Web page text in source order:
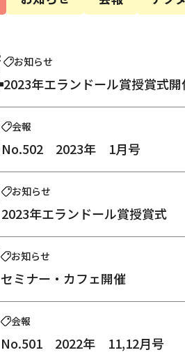
お知らせ
2023年エランドール賞授賞式
会報
No.502 2023年 1月号
お知らせ
2023年エランドール賞授賞式
お知らせ
セミナー・カフェ開催
会報
No.501 2022年 11,12月号